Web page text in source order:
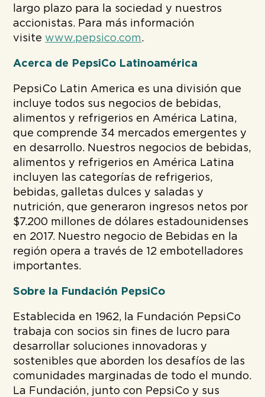
largo plazo para la sociedad y nuestros
accionistas. Para más información
visite www.pepsico.com.
Acerca de PepsiCo Latinoamérica
PepsiCo Latin America es una división que
incluye todos sus negocios de bebidas,
alimentos y refrigerios en América Latina,
que comprende 34 mercados emergentes y
en desarrollo. Nuestros negocios de bebidas,
alimentos y refrigerios en América Latina
incluyen las categorías de refrigerios,
bebidas, galletas dulces y saladas y
nutrición, que generaron ingresos netos por
$7.200 millones de dólares estadounidenses
en 2017. Nuestro negocio de Bebidas en la
región opera a través de 12 embotelladores
importantes.
Sobre la Fundación PepsiCo
Establecida en 1962, la Fundación PepsiCo
trabaja con socios sin fines de lucro para
desarrollar soluciones innovadoras y
sostenibles que aborden los desafíos de las
comunidades marginadas de todo el mundo.
La Fundación, junto con PepsiCo y sus